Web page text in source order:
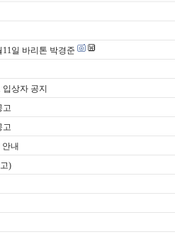
일 바리톤 박경준
상자 공지
고
고
내
)